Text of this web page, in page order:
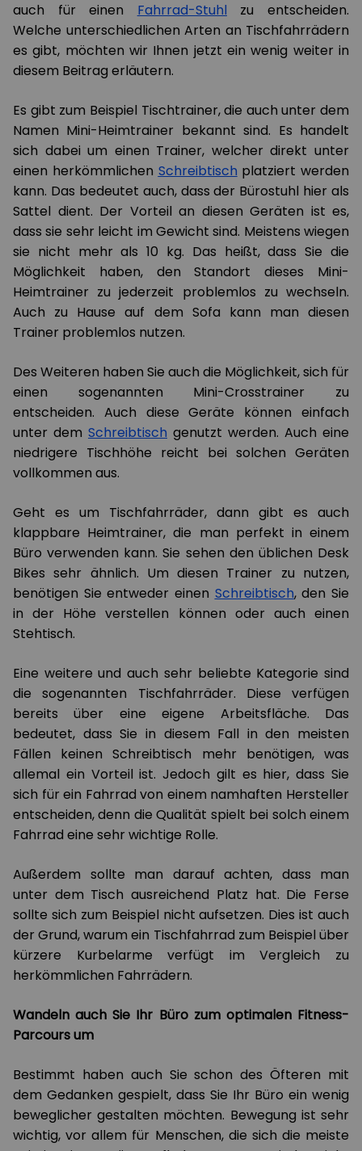
auch für einen Fahrrad-Stuhl zu entscheiden.
Welche unterschiedlichen Arten an Tischfahrrädern
es gibt, möchten wir Ihnen jetzt ein wenig weiter in
diesem Beitrag erläutern.
Es gibt zum Beispiel Tischtrainer, die auch unter dem
Namen Mini-Heimtrainer bekannt sind. Es handelt
sich dabei um einen Trainer, welcher direkt unter
einen herkömmlichen Schreibtisch platziert werden
kann. Das bedeutet auch, dass der Bürostuhl hier als
Sattel dient. Der Vorteil an diesen Geräten ist es,
dass sie sehr leicht im Gewicht sind. Meistens wiegen
sie nicht mehr als 10 kg. Das heißt, dass Sie die
Möglichkeit haben, den Standort dieses Mini-
Heimtrainer zu jederzeit problemlos zu wechseln.
Auch zu Hause auf dem Sofa kann man diesen
Trainer problemlos nutzen.
Des Weiteren haben Sie auch die Möglichkeit, sich für
einen sogenannten Mini-Crosstrainer zu
entscheiden. Auch diese Geräte können einfach
unter dem Schreibtisch genutzt werden. Auch eine
niedrigere Tischhöhe reicht bei solchen Geräten
vollkommen aus.
Geht es um Tischfahrräder, dann gibt es auch
klappbare Heimtrainer, die man perfekt in einem
Büro verwenden kann. Sie sehen den üblichen Desk
Bikes sehr ähnlich. Um diesen Trainer zu nutzen,
benötigen Sie entweder einen Schreibtisch, den Sie
in der Höhe verstellen können oder auch einen
Stehtisch.
Eine weitere und auch sehr beliebte Kategorie sind
die sogenannten Tischfahrräder. Diese verfügen
bereits über eine eigene Arbeitsfläche. Das
bedeutet, dass Sie in diesem Fall in den meisten
Fällen keinen Schreibtisch mehr benötigen, was
allemal ein Vorteil ist. Jedoch gilt es hier, dass Sie
sich für ein Fahrrad von einem namhaften Hersteller
entscheiden, denn die Qualität spielt bei solch einem
Fahrrad eine sehr wichtige Rolle.
Außerdem sollte man darauf achten, dass man
unter dem Tisch ausreichend Platz hat. Die Ferse
sollte sich zum Beispiel nicht aufsetzen. Dies ist auch
der Grund, warum ein Tischfahrrad zum Beispiel über
kürzere Kurbelarme verfügt im Vergleich zu
herkömmlichen Fahrrädern.
Wandeln auch Sie Ihr Büro zum optimalen Fitness-
Parcours um
Bestimmt haben auch Sie schon des Öfteren mit
dem Gedanken gespielt, dass Sie Ihr Büro ein wenig
beweglicher gestalten möchten. Bewegung ist sehr
wichtig, vor allem für Menschen, die sich die meiste